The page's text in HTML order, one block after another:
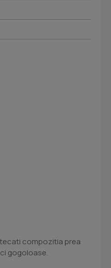
compozitia prea
gogoloase.